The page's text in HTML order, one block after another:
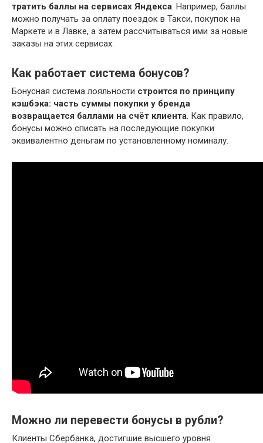
тратить баллы на сервисах Яндекса. Например, баллы
можно получать за оплату поездок в Такси, покупок на
Маркете и в Лавке, а затем рассчитываться ими за новые
заказы на этих сервисах.
Как работает система бонусов?
Бонусная система лояльности строится по принципу
кэшбэка: часть суммы покупки у бренда
возвращается баллами на счёт клиента. Как правило,
бонусы можно списать на последующие покупки
эквивалентно деньгам по установленному номиналу.
Можно ли перевести бонусы в рубли?
Клиенты Сбербанка, достигшие высшего уровня